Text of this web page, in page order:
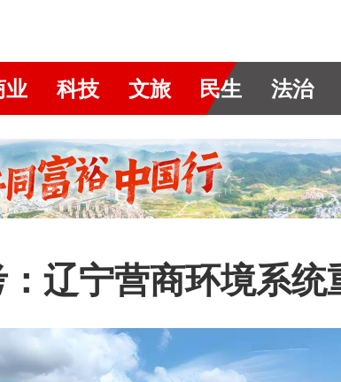
业 科技 文旅 民生 法治
辽宁营商环境系